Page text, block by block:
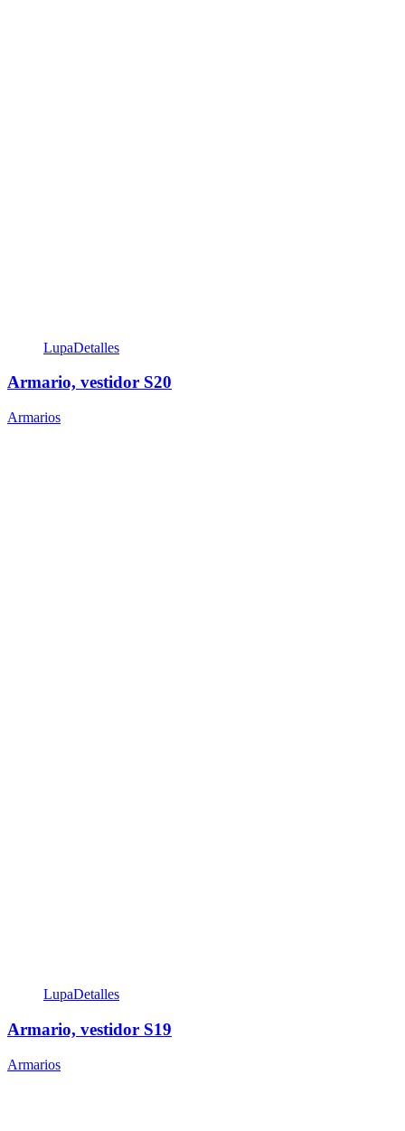
LupaDetalles
Armario, vestidor S20
Armarios
LupaDetalles
Armario, vestidor S19
Armarios